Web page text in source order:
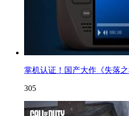
掌机认证！国产大作《失落之
305